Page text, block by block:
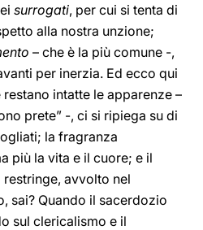
surrogati, per cui si tenta di
alla nostra unzione;
– che è la più comune -,
per inerzia. Ed ecco qui
intatte le apparenze –
prete” -, ci si ripiega su di
la fragranza
più la vita e il cuore; e il
avvolto nel
sai? Quando il sacerdozio
sul clericalismo e il